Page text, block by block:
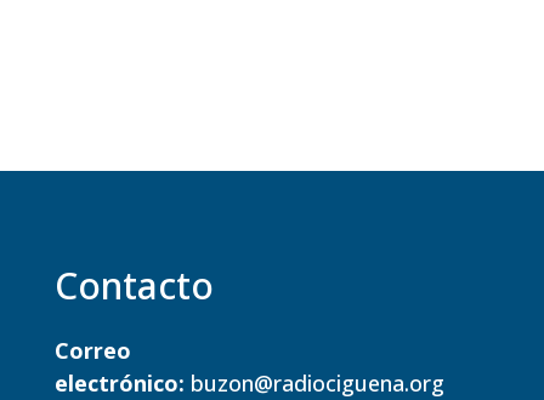
Contacto
Correo
electrónico: buzon@radiociguena.org